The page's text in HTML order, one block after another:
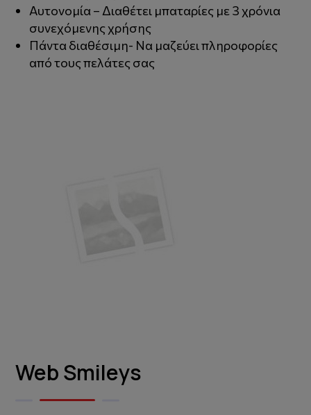
Αυτονομία – Διαθέτει μπαταρίες με 3 χρόνια
συνεχόμενης χρήσης
Πάντα διαθέσιμη- Να μαζεύει πληροφορίες
από τους πελάτες σας
Web Smileys